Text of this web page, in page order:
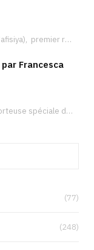
Le cave de Hafisa (9abou 7afisiya), premier roman du journaliste tunisien Mohamed Amine Ben Hlel,…
Francesca
Francesca Albanese, rapporteuse spéciale de l’ONU sur les territoires palestiniens occupés, était à Tunis pour…
(77)
(248)